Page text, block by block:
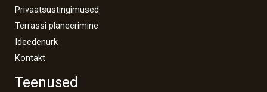
Privaatsustingimused
Terrassi planeerimine
Ideedenurk
Kontakt
Teenused